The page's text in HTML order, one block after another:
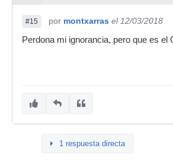
#15 por montxarras el 12/03/2018
Perdona mi ignorancia, pero que es el
1 respuesta directa